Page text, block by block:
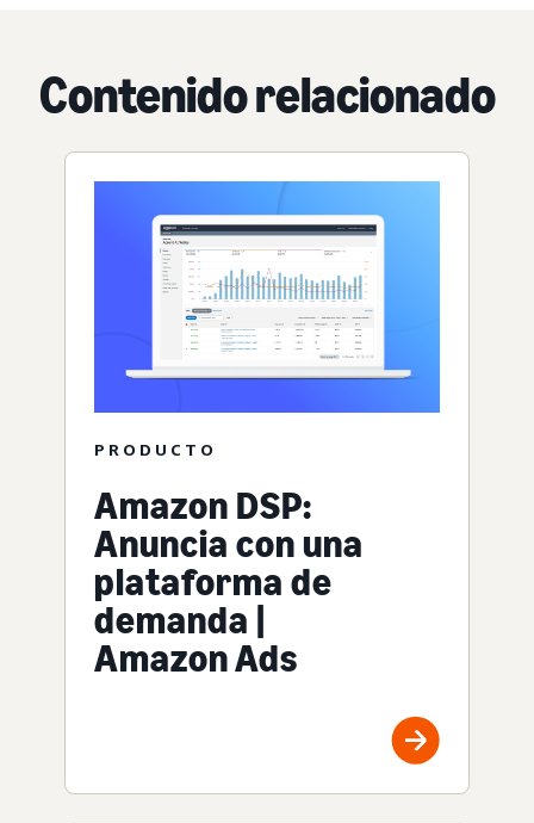
Contenido relacionado
PRODUCTO
Amazon DSP:
Anuncia con una
plataforma de
demanda |
Amazon Ads